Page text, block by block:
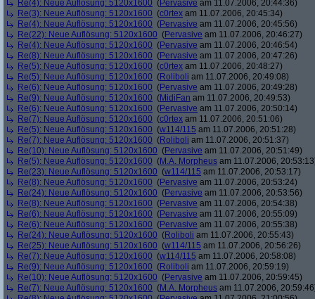
Re(4): Neue Auflösung: 5120x1600 (Pervasive am 11.07.2006, 20:44:36)
Re(3): Neue Auflösung: 5120x1600 (c0rtex am 11.07.2006, 20:45:34)
Re(4): Neue Auflösung: 5120x1600 (Pervasive am 11.07.2006, 20:45:56)
Re(22): Neue Auflösung: 5120x1600 (Pervasive am 11.07.2006, 20:46:27)
Re(4): Neue Auflösung: 5120x1600 (Pervasive am 11.07.2006, 20:46:54)
Re(8): Neue Auflösung: 5120x1600 (Pervasive am 11.07.2006, 20:47:26)
Re(5): Neue Auflösung: 5120x1600 (c0rtex am 11.07.2006, 20:48:27)
Re(5): Neue Auflösung: 5120x1600 (Roliboli am 11.07.2006, 20:49:08)
Re(6): Neue Auflösung: 5120x1600 (Pervasive am 11.07.2006, 20:49:28)
Re(9): Neue Auflösung: 5120x1600 (MidiFan am 11.07.2006, 20:49:53)
Re(6): Neue Auflösung: 5120x1600 (Pervasive am 11.07.2006, 20:50:14)
Re(7): Neue Auflösung: 5120x1600 (c0rtex am 11.07.2006, 20:51:06)
Re(5): Neue Auflösung: 5120x1600 (w114/115 am 11.07.2006, 20:51:28)
Re(7): Neue Auflösung: 5120x1600 (Roliboli am 11.07.2006, 20:51:37)
Re(10): Neue Auflösung: 5120x1600 (Pervasive am 11.07.2006, 20:51:49)
Re(5): Neue Auflösung: 5120x1600 (M.A. Morpheus am 11.07.2006,
Re(23): Neue Auflösung: 5120x1600 (w114/115 am 11.07.2006, 20:53:17)
Re(8): Neue Auflösung: 5120x1600 (Pervasive am 11.07.2006, 20:53:24)
Re(24): Neue Auflösung: 5120x1600 (Pervasive am 11.07.2006, 20:53:56)
Re(8): Neue Auflösung: 5120x1600 (Pervasive am 11.07.2006, 20:54:38)
Re(6): Neue Auflösung: 5120x1600 (Pervasive am 11.07.2006, 20:55:09)
Re(6): Neue Auflösung: 5120x1600 (Pervasive am 11.07.2006, 20:55:38)
Re(24): Neue Auflösung: 5120x1600 (Roliboli am 11.07.2006, 20:55:43)
Re(25): Neue Auflösung: 5120x1600 (w114/115 am 11.07.2006, 20:56:26)
Re(7): Neue Auflösung: 5120x1600 (w114/115 am 11.07.2006, 20:58:08)
Re(9): Neue Auflösung: 5120x1600 (Roliboli am 11.07.2006, 20:59:19)
Re(10): Neue Auflösung: 5120x1600 (Pervasive am 11.07.2006, 20:59:45)
Re(7): Neue Auflösung: 5120x1600 (M.A. Morpheus am 11.07.2006,